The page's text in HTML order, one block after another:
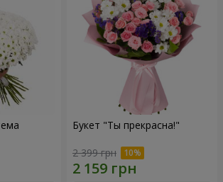
Букет "Ты прекрасна!"
2 399 грн